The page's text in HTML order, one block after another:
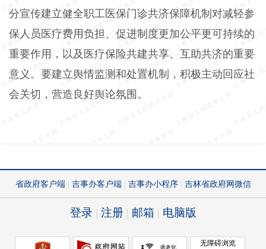
分宣传建立健全职工医保门诊共济保障机制对减轻参
保人员医疗费用负担、促进制度更加公平更可持续的
重要作用，以及医疗保险共建共享、互助共济的重要
意义。要建立舆情监测和处置机制，积极主动回应社
会关切，营造良好舆论氛围。